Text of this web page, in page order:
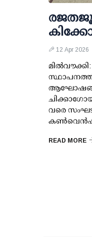
12 Apr 2026
വരെ
READ MORE